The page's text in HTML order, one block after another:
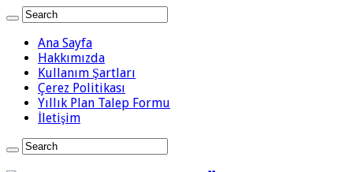
Ana Sayfa
Hakkımızda
Kullanım Şartları
Çerez Politikası
Yıllık Plan Talep Formu
İletişim